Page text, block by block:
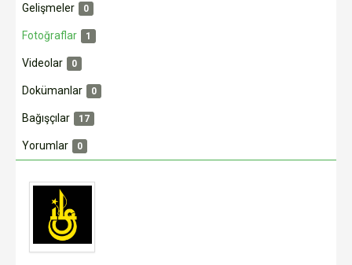
Gelişmeler 0
Fotoğraflar 1
Videolar 0
Dokümanlar 0
Bağışçılar 17
Yorumlar 0